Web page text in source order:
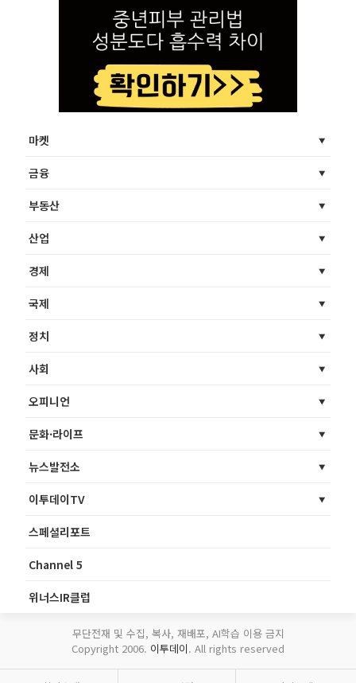
마켓
금융
부동산
산업
경제
국제
정치
사회
오피니언
문화·라이프
뉴스발전소
이투데이TV
스페셜리포트
Channel 5
위너스IR클럽
무단전재 및 수집, 복사, 재배포, AI학습 이용 금지
Copyright 2006. 이투데이. All rights reserved